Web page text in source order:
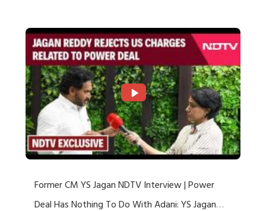
Former CM YS Jagan NDTV Interview | Power
Deal Has Nothing To Do With Adani: YS Jagan